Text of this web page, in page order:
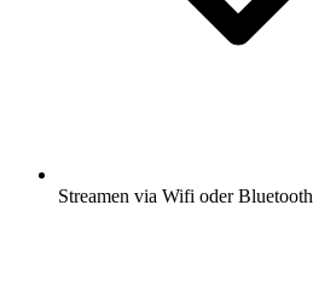
Streamen via Wifi oder Bluetooth